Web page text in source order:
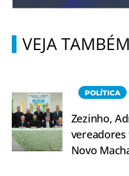
VEJA TAMBÉM
POLÍTICA
Zezinho,
Novo